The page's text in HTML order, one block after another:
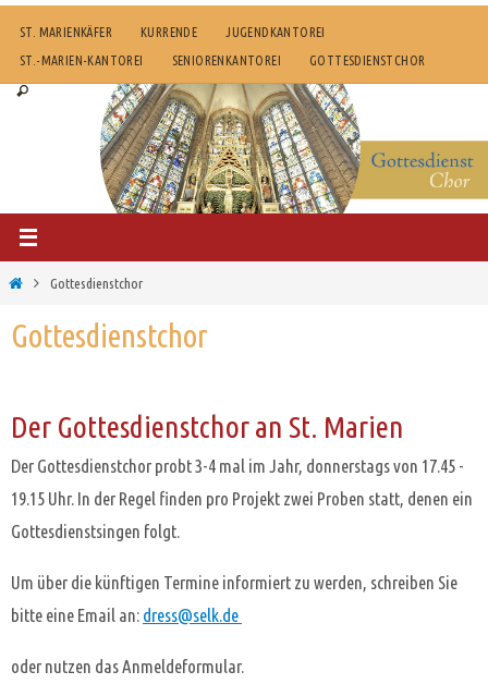
Inhalt
springen
ST. MARIENKÄFER KURRENDE
JUGENDKANTOREI
ST.-MARIEN-KANTOREI
SENIORENKANTOREI GOTTESDIENSTCHOR
StartGottesdienstchor
Gottesdienstchor
Der Gottesdienstchor an St. Marien
Der Gottesdienstchor probt 3-4 mal im Jahr, donnerstags von 17.45 -
19.15 Uhr. In der Regel finden pro Projekt zwei Proben statt, denen ein
Gottesdienstsingen folgt.
Um über die künftigen Termine informiert zu werden, schreiben Sie
bitte eine Email an: dress@selk.de
oder nutzen das Anmeldeformular.